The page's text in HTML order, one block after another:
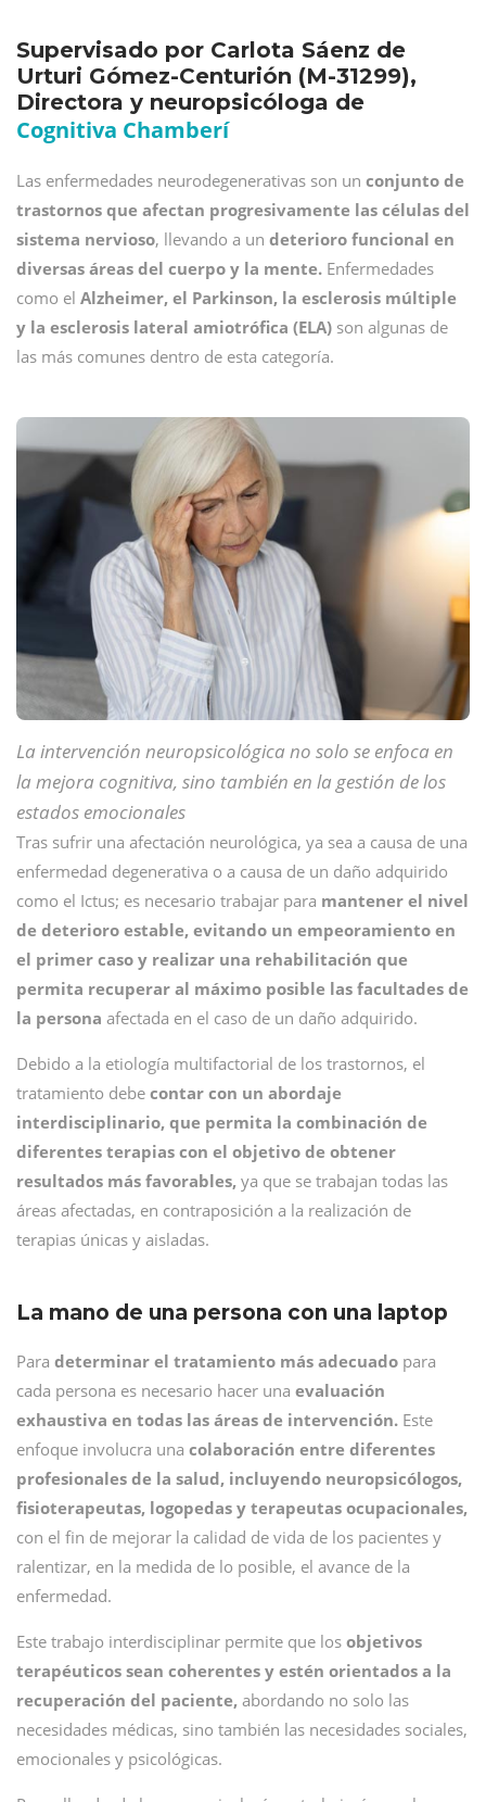
Supervisado por Carlota Sáenz de
Urturi Gómez-Centurión (M-31299),
Directora y neuropsicóloga de
Cognitiva Chamberí
Las enfermedades neurodegenerativas son un conjunto de
trastornos que afectan progresivamente las células del
sistema nervioso, llevando a un deterioro funcional en
diversas áreas del cuerpo y la mente. Enfermedades
como el Alzheimer, el Parkinson, la esclerosis múltiple
y la esclerosis lateral amiotrófica (ELA) son algunas de
las más comunes dentro de esta categoría.
La intervención neuropsicológica no solo se enfoca en
la mejora cognitiva, sino también en la gestión de los
estados emocionales
Tras sufrir una afectación neurológica, ya sea a causa de una
enfermedad degenerativa o a causa de un daño adquirido
como el Ictus; es necesario trabajar para mantener el nivel
de deterioro estable, evitando un empeoramiento en
el primer caso y realizar una rehabilitación que
permita recuperar al máximo posible las facultades de
la persona afectada en el caso de un daño adquirido.
Debido a la etiología multifactorial de los trastornos, el
tratamiento debe contar con un abordaje
interdisciplinario, que permita la combinación de
diferentes terapias con el objetivo de obtener
resultados más favorables, ya que se trabajan todas las
áreas afectadas, en contraposición a la realización de
terapias únicas y aisladas.
La mano de una persona con una laptop
Para determinar el tratamiento más adecuado para
cada persona es necesario hacer una evaluación
exhaustiva en todas las áreas de intervención. Este
enfoque involucra una colaboración entre diferentes
profesionales de la salud, incluyendo neuropsicólogos,
fisioterapeutas, logopedas y terapeutas ocupacionales,
con el fin de mejorar la calidad de vida de los pacientes y
ralentizar, en la medida de lo posible, el avance de la
enfermedad.
Este trabajo interdisciplinar permite que los objetivos
terapéuticos sean coherentes y estén orientados a la
recuperación del paciente, abordando no solo las
necesidades médicas, sino también las necesidades sociales,
emocionales y psicológicas.